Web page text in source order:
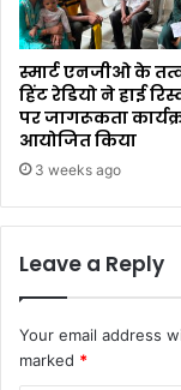
स्मार्ट एनजीओ के
हिंट रेडियो ने हाई
पर जागरूकता
आयोजित किया
3 weeks ago
Leave a Reply
Your email address
marked *